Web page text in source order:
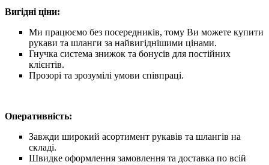
Вигідні ціни:
Ми працюємо без посередників, тому Ви можете купити
рукави та шланги за найвигіднішими цінами.
Гнучка система знижок та бонусів для постійних
клієнтів.
Прозорі та зрозумілі умови співпраці.
Оперативність:
Завжди широкий асортимент рукавів та шлангів на
складі.
Швидке оформлення замовлення та доставка по всій